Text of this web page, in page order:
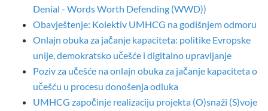
Denial - Words Worth Defending (WWD))
Obavještenje: Kolektiv UMHCG na godišnjem odmoru
Onlajn obuka za jačanje kapaciteta: politike Evropske
unije, demokratsko učešće i digitalno upravljanje
Poziv za učešće na onlajn obuka za jačanje kapaciteta o
učešću u procesu donošenja odluka
UMHCG započinje realizaciju projekta (O)snaži (S)voje